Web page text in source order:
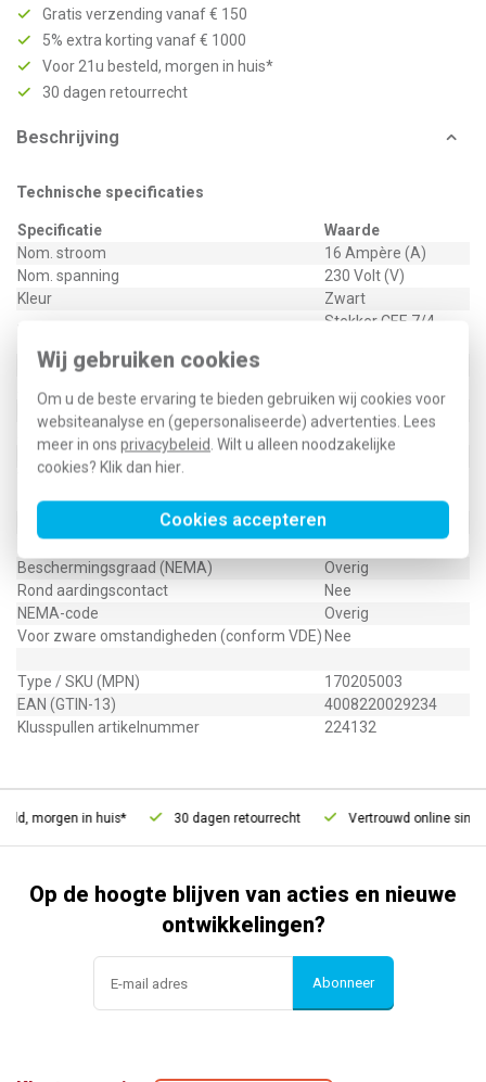
Wij gebruiken cookies
Om u de beste ervaring te bieden gebruiken wij cookies voor
websiteanalyse en (gepersonaliseerde) advertenties. Lees
meer in ons privacybeleid. Wilt u alleen noodzakelijke
cookies? Klik dan hier.
Cookies accepteren
Gratis verzending vanaf € 150
5% extra korting vanaf € 1000
Voor 21u besteld, morgen in huis*
30 dagen retourrecht
Beschrijving
Technische specificaties
Specificatie
Waarde
Nom. stroom
16 Ampère (A)
Nom. spanning
230 Volt (V)
Kleur
Zwart
Stekker CEE 7/4
Materiaalkwaliteit
Materiaal
Kunststof
Aansluittechniek
Schroefklem
Insteekrichting
Recht
Voor "verzwarende omstandigheden"
(conform VDE)
Beschermingsgraad (IP)
IP20
Tussenstekker
Nee
Beschermingsgraad (NEMA)
Overig
Rond aardingscontact
Nee
NEMA-code
Overig
Voor zware omstandigheden (conform VDE) Nee
Type / SKU (MPN)
170205003
EAN (GTIN-13)
4008220029234
Klusspullen artikelnummer
224132
morgen in huis* 30 dagen retourrecht Vertrouwd online sinds
Op de hoogte blijven van acties en nieuwe
ontwikkelingen?
Abonneer